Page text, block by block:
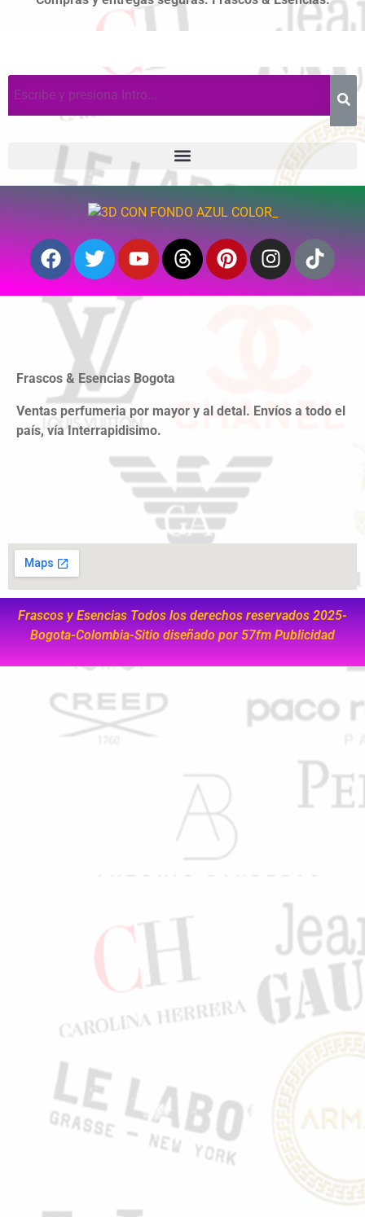
Frascos & Esencias Bogota
Ventas perfumeria por mayor y al detal. Envíos a todo el
país, vía Interrapidisimo.
Frascos y Esencias Todos los derechos reservados 2025-
Bogota-Colombia-Sitio diseñado por 57fm Publicidad